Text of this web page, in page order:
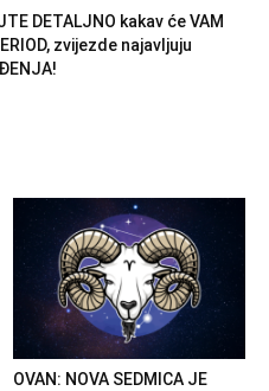
DETALJNO kakav će VAM
zvijezde najavljuju
OVAN: NOVA SEDMICA JE